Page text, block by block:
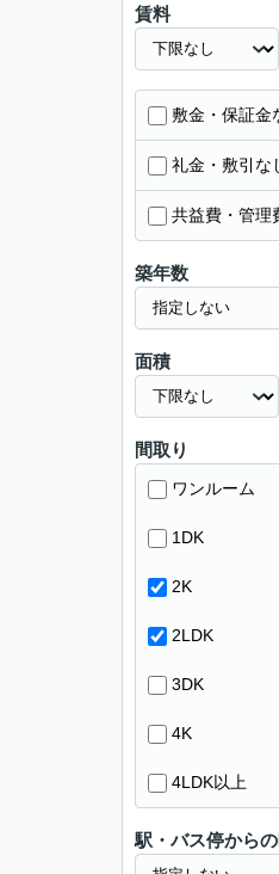
賃料
敷金・保証金
礼金・敷引な
共益費・管理
築年数
面積
間取り
ワンルーム
1DK
2K
2LDK
3DK
4K
4LDK以上
駅・バス停から